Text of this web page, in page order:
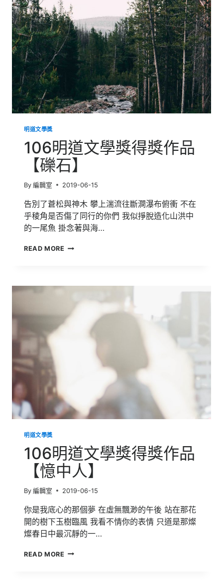
獎
作
品
【三
等
星】
明道文學獎
106明道文學獎得獎作品
【礫石】
By 編輯室 2019-06-15
告別了蒼松與神木 攀上湍流往斷澗瀑布俯衝 不在
乎稜角是否傷了同行的你們 我似掙脫造化山洪中
的一尾魚 掛念著與海…
READ MORE 106
作
明道文學獎
106明道文學獎得獎作品
【憶中人】
By 編輯室 2019-06-15
你是我底心的那個夢 在虛無飄渺的午後 站在那花
開的樹下玉樹臨風 我看不情你的表情 只道是那燦
燦春日中最沉靜的一…
READ MORE 106